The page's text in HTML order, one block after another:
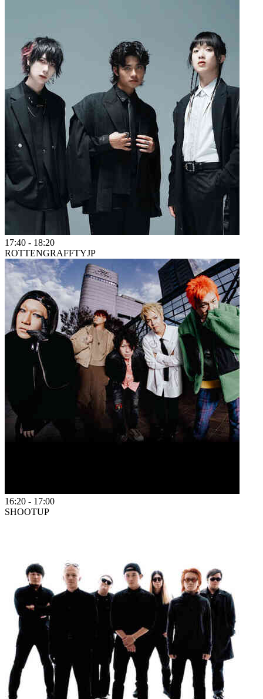
17:40 - 18:20
ROTTENGRAFFTYJP
16:20 - 17:00
SHOOTUP